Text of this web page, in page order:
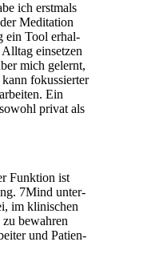
ich erst­mals
Medi­ta­tion
ein Tool erhal­
ein­set­zen
mich gelernt,
fokus­sier­ter
Ein
privat als
Funk­tion ist
7Mind unter­
im kli­ni­schen
bewah­ren
und Pati­en­